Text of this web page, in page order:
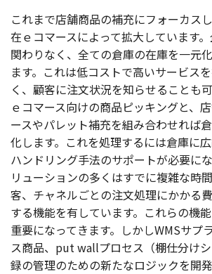
これまで店舗商品の補充にフォーカス
在ｅコマースによって拡大しています
関わりなく、全ての倉庫の在庫を一元
ます。これは低コストで高いサービス
く、顧客に注文状況を知らせることも可
ｅコマース向けの商品ピッキングと、
ースやパレット補充を組み合わせれば
化します。これを処理するには倉庫に
ハンドリング手法のサポートが必要に
リューションの多くはすでに複雑な時
客、チャネルごとの注文処理にかかる
する機能を有しています。これらの機
重要になってきます。しかしWMSサプ
ス商品、put wallプロセス（棚仕分け
録の管理のための新たなロジックを開発